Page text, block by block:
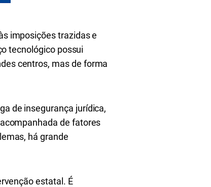
imposições trazidas e
tecnológico possui
centros, mas de forma
de insegurança jurídica,
de fatores
há grande
estatal. É